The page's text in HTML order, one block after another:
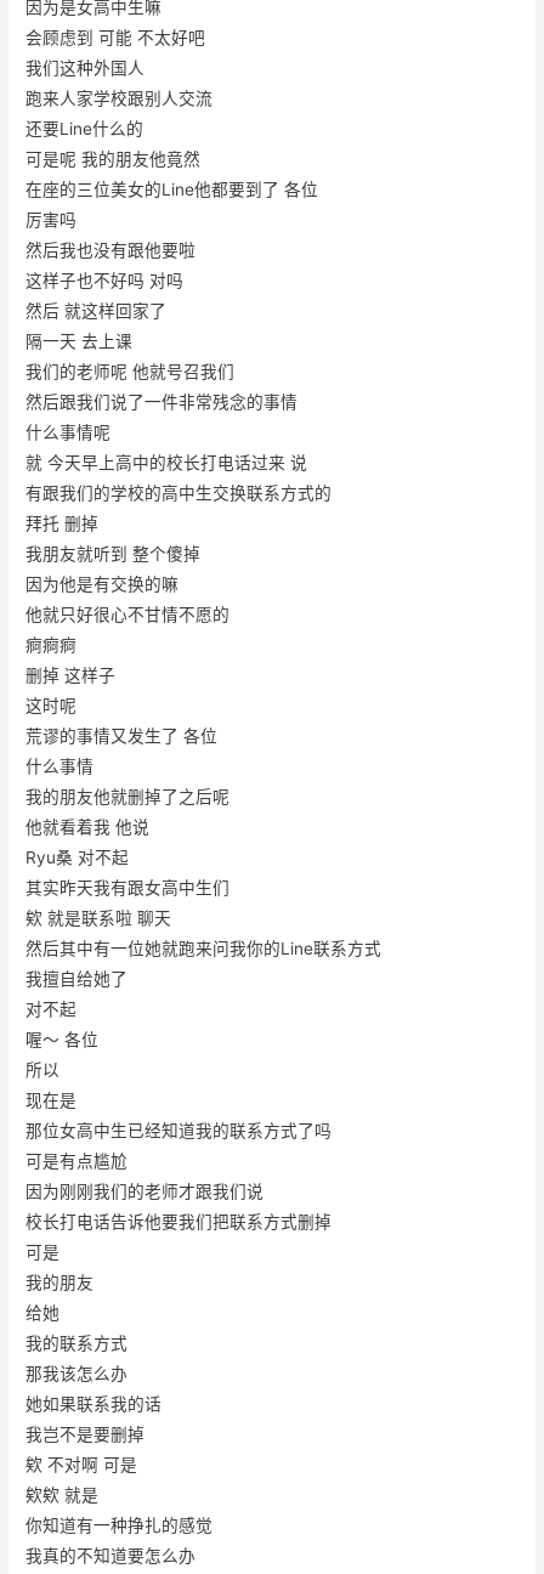
因为是女高中生嘛
会顾虑到 可能 不太好吧
我们这种外国人
跑来人家学校跟别人交流
还要Line什么的
可是呢 我的朋友他竟然
在座的三位美女的Line他都要到了 各位
厉害吗
然后我也没有跟他要啦
这样子也不好吗 对吗
然后 就这样回家了
隔一天 去上课
我们的老师呢 他就号召我们
然后跟我们说了一件非常残念的事情
什么事情呢
就 今天早上高中的校长打电话过来 说
有跟我们的学校的高中生交换联系方式的
拜托 删掉
我朋友就听到 整个傻掉
因为他是有交换的嘛
他就只好很心不甘情不愿的
痾痾痾
删掉 这样子
这时呢
荒谬的事情又发生了 各位
什么事情
我的朋友他就删掉了之后呢
他就看着我 他说
Ryu桑 对不起
其实昨天我有跟女高中生们
欸 就是联系啦 聊天
然后其中有一位她就跑来问我你的Line联系方式
我擅自给她了
对不起
喔～ 各位
所以
现在是
那位女高中生已经知道我的联系方式了吗
可是有点尴尬
因为刚刚我们的老师才跟我们说
校长打电话告诉他要我们把联系方式删掉
可是
我的朋友
给她
我的联系方式
那我该怎么办
她如果联系我的话
我岂不是要删掉
欸 不对啊 可是
欸欸 就是
你知道有一种挣扎的感觉
我真的不知道要怎么办